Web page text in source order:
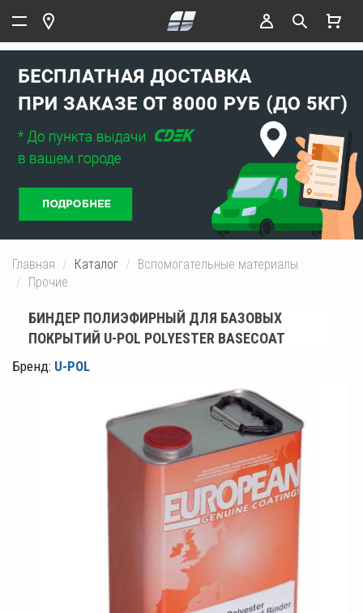
Главная Каталог
Вспомогательные материалы
Прочие
БИНДЕР ПОЛИЭФИРНЫЙ ДЛЯ БАЗОВЫХ
ПОКРЫТИЙ U-POL POLYESTER BASECOAT
Бренд: U-POL